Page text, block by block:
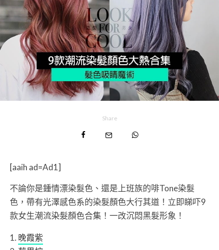
Share
[aaih ad=Ad1]
不論你是鍾情漂染髮色、還是上班族的啡Tone染髮
色，帶有光澤感色系的染髮顏色大行其道！立即睇吓9
款女生潮流染髮顏色合集！一改沉悶黑髮形象！
晚霞紫